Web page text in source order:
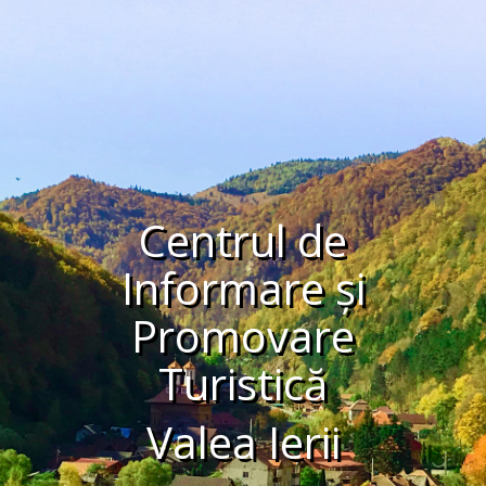
Centrul de
Informare și
Promovare
Turistică
Valea Ierii